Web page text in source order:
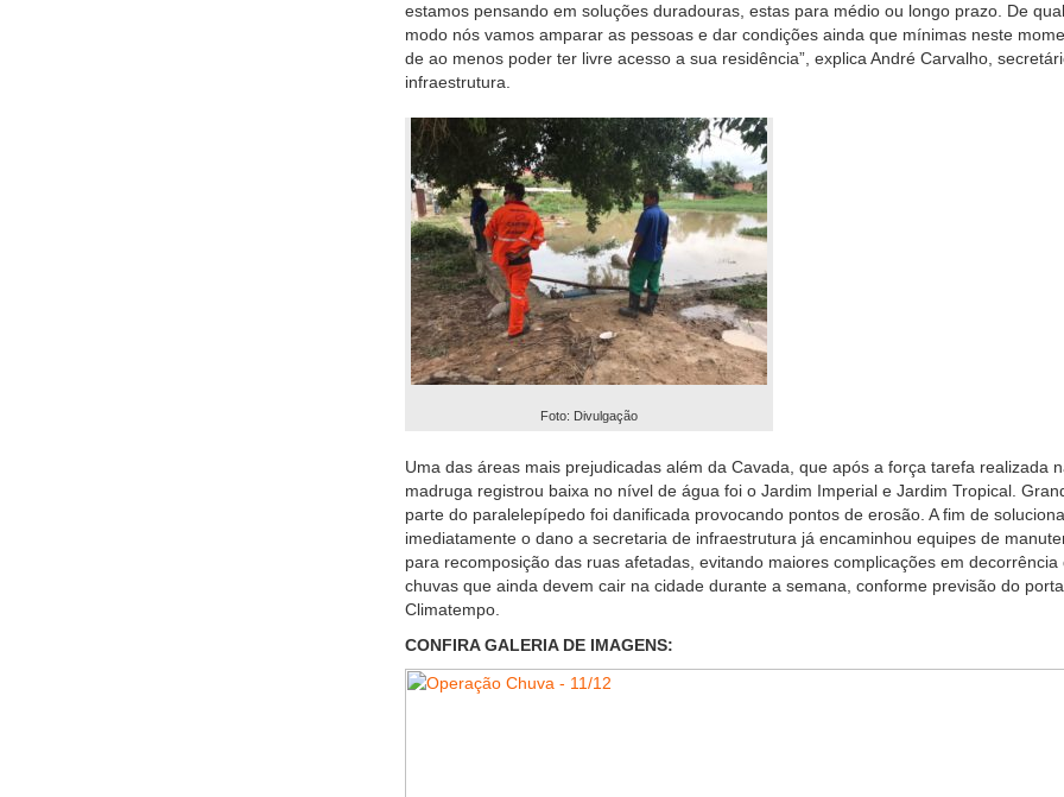
estamos pensando em soluções duradouras, estas para médio ou longo prazo. De
modo nós vamos amparar as pessoas e dar condições ainda que mínimas neste
de ao menos poder ter livre acesso a sua residência”, explica André Carvalho,
infraestrutura.
Foto: Divulgação
Uma das áreas mais prejudicadas além da Cavada, que após a força tarefa realizada
madruga registrou baixa no nível de água foi o Jardim Imperial e Jardim Tropical.
parte do paralelepípedo foi danificada provocando pontos de erosão. A fim de
imediatamente o dano a secretaria de infraestrutura já encaminhou equipes de
para recomposição das ruas afetadas, evitando maiores complicações em decorrência
chuvas que ainda devem cair na cidade durante a semana, conforme previsão do
Climatempo.
CONFIRA GALERIA DE IMAGENS: